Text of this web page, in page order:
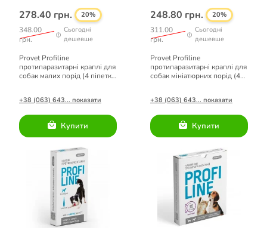
278.40 грн. 20%
348.00
грн.
Сьогодні
дешевше
Provet Profiline
протипаразитарні краплі для
собак малих порід (4 піпетки
+38 (063) 643... показати
Купити
248.80 грн. 20%
311.00
грн.
Сьогодні
дешевше
Provet Profiline
протипаразитарні краплі для
собак мініатюрних порід (4
+38 (063) 643... показати
Купити